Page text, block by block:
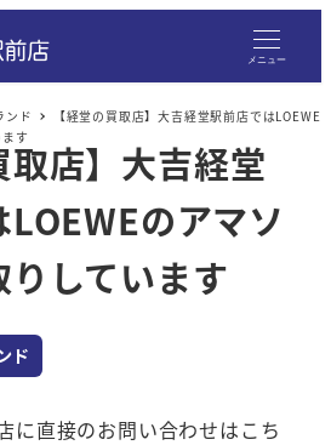
メニュー
ンド
【経堂の買取店】大吉経堂駅前店ではLOEWE
す
取店】大吉経堂
のアマソ
しています
リー
ド
に直接のお問い合わせはこち